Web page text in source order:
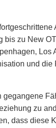
bis zu New
Los
und die
gegangene
zu
dass diese